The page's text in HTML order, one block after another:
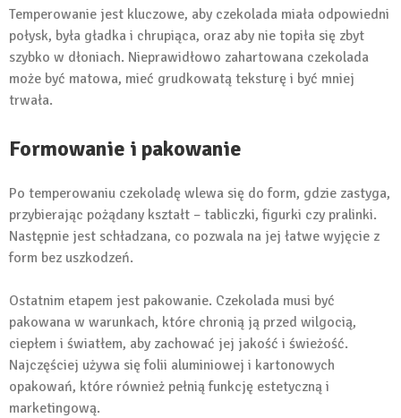
Temperowanie jest kluczowe, aby czekolada miała odpowiedni
połysk, była gładka i chrupiąca, oraz aby nie topiła się zbyt
szybko w dłoniach. Nieprawidłowo zahartowana czekolada
może być matowa, mieć grudkowatą teksturę i być mniej
trwała.
Formowanie i pakowanie
Po temperowaniu czekoladę wlewa się do form, gdzie zastyga,
przybierając pożądany kształt – tabliczki, figurki czy pralinki.
Następnie jest schładzana, co pozwala na jej łatwe wyjęcie z
form bez uszkodzeń.
Ostatnim etapem jest pakowanie. Czekolada musi być
pakowana w warunkach, które chronią ją przed wilgocią,
ciepłem i światłem, aby zachować jej jakość i świeżość.
Najczęściej używa się folii aluminiowej i kartonowych
opakowań, które również pełnią funkcję estetyczną i
marketingową.